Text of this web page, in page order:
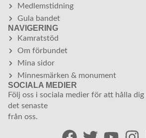
Medlemstidning
Gula bandet
NAVIGERING
Kamratstöd
Om förbundet
Mina sidor
Minnesmärken & monument
SOCIALA MEDIER
Följ oss i sociala medier för att hålla
det senaste
från oss.